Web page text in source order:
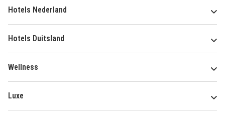
Hotels Nederland
Hotels Duitsland
Wellness
Luxe